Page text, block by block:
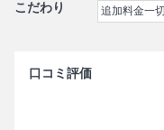
こだわり 追加料金一
口コミ評価